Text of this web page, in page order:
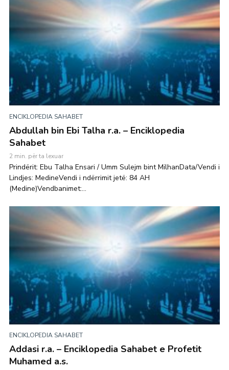
ENCIKLOPEDIA SAHABET
Abdullah bin Ebi Talha r.a. – Enciklopedia
Sahabet
2 min. për ta lexuar
Prindërit: Ebu Talha Ensari / Umm Sulejm bint MilhanData/Vendi i
Lindjes: MedineVendi i ndërrimit jetë: 84 AH
(Medine)Vendbanimet:...
ENCIKLOPEDIA SAHABET
Addasi r.a. – Enciklopedia Sahabet e Profetit
Muhamed a.s.